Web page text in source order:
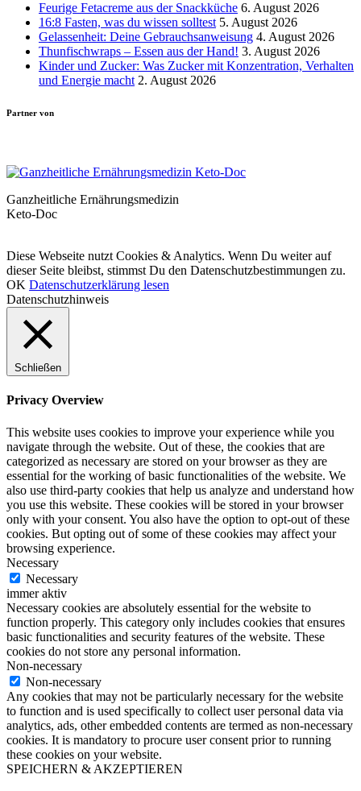
Feurige Fetacreme aus der Snackküche 6. August 2026
16:8 Fasten, was du wissen solltest 5. August 2026
Gelassenheit: Deine Gebrauchsanweisung 4. August 2026
Thunfischwraps – Essen aus der Hand! 3. August 2026
Kinder und Zucker: Was Zucker mit Konzentration, Verhalten
und Energie macht 2. August 2026
Partner von
Ganzheitliche Ernährungsmedizin
Keto-Doc
Diese Webseite nutzt Cookies & Analytics. Wenn Du weiter auf
dieser Seite bleibst, stimmst Du den Datenschutzbestimmungen zu.
OK Datenschutzerklärung lesen
Datenschutzhinweis
Schließen
Privacy Overview
This website uses cookies to improve your experience while you
navigate through the website. Out of these, the cookies that are
categorized as necessary are stored on your browser as they are
essential for the working of basic functionalities of the website. We
also use third-party cookies that help us analyze and understand how
you use this website. These cookies will be stored in your browser
only with your consent. You also have the option to opt-out of these
cookies. But opting out of some of these cookies may affect your
browsing experience.
Necessary
Necessary
immer aktiv
Necessary cookies are absolutely essential for the website to
function properly. This category only includes cookies that ensures
basic functionalities and security features of the website. These
cookies do not store any personal information.
Non-necessary
Non-necessary
Any cookies that may not be particularly necessary for the website
to function and is used specifically to collect user personal data via
analytics, ads, other embedded contents are termed as non-necessary
cookies. It is mandatory to procure user consent prior to running
these cookies on your website.
SPEICHERN & AKZEPTIEREN